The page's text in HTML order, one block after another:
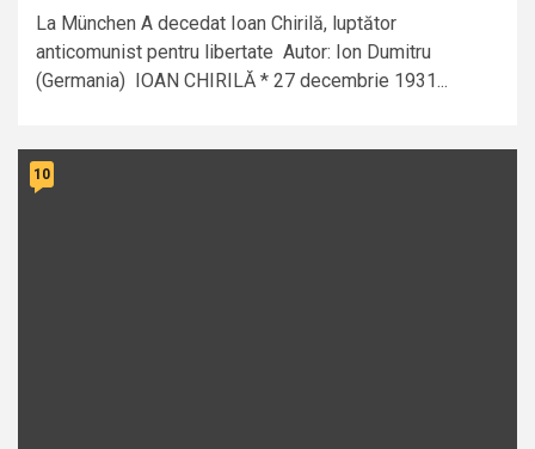
La München A decedat Ioan Chirilă, luptător
anticomunist pentru libertate Autor: Ion Dumitru
(Germania) IOAN CHIRILĂ * 27 decembrie 1931...
10